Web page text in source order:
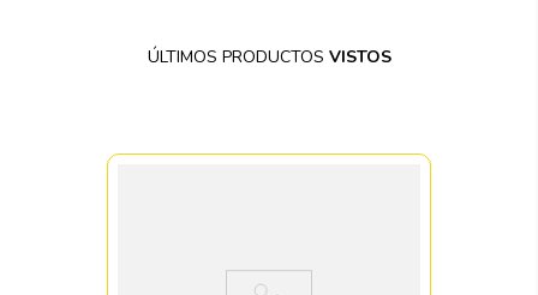
ÚLTIMOS PRODUCTOS VISTOS